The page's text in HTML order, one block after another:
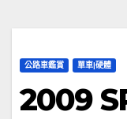
公路車鑑賞 單車|硬體
2009